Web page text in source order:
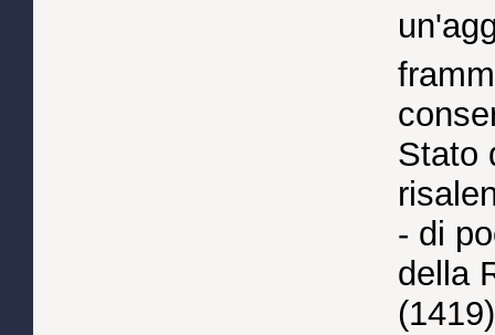
Stato
- di
della